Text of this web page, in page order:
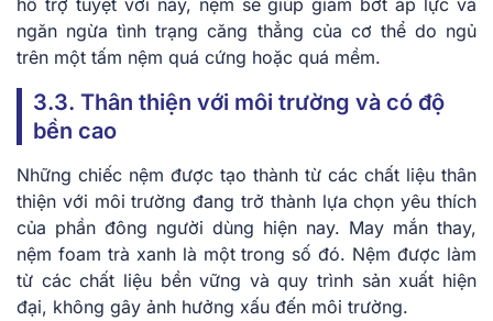
ngăn ngừa tình trạng căng thẳng của cơ thể do ngủ
trên một tấm nệm quá cứng hoặc quá mềm.
3.3. Thân thiện với môi trường và có độ
bền cao
Những chiếc nệm được tạo thành từ các chất liệu thân
thiện với môi trường đang trở thành lựa chọn yêu thích
của phần đông người dùng hiện nay. May mắn thay,
nệm foam trà xanh là một trong số đó. Nệm được làm
từ các chất liệu bền vững và quy trình sản xuất hiện
đại, không gây ảnh hưởng xấu đến môi trường.